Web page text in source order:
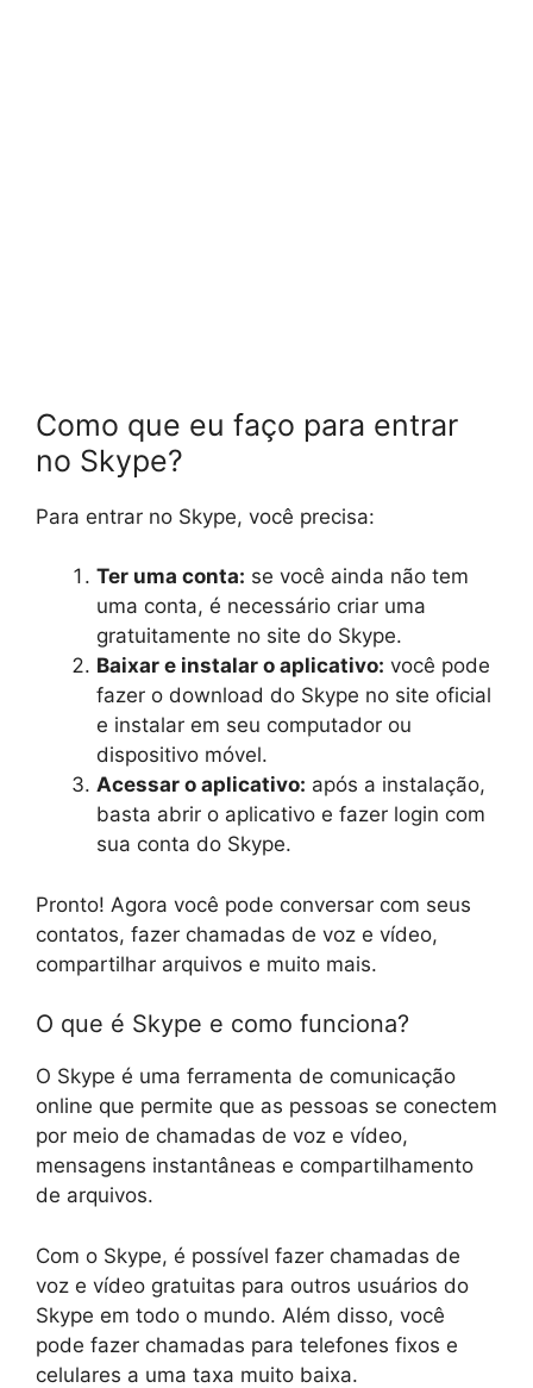
Como que eu faço para entrar
no Skype?
Para entrar no Skype, você precisa:
Ter uma conta: se você ainda não tem
uma conta, é necessário criar uma
gratuitamente no site do Skype.
Baixar e instalar o aplicativo: você pode
fazer o download do Skype no site oficial
e instalar em seu computador ou
dispositivo móvel.
Acessar o aplicativo: após a instalação,
basta abrir o aplicativo e fazer login com
sua conta do Skype.
Pronto! Agora você pode conversar com seus
contatos, fazer chamadas de voz e vídeo,
compartilhar arquivos e muito mais.
O que é Skype e como funciona?
O Skype é uma ferramenta de comunicação
online que permite que as pessoas se conectem
por meio de chamadas de voz e vídeo,
mensagens instantâneas e compartilhamento
de arquivos.
Com o Skype, é possível fazer chamadas de
voz e vídeo gratuitas para outros usuários do
Skype em todo o mundo. Além disso, você
pode fazer chamadas para telefones fixos e
celulares a uma taxa muito baixa.